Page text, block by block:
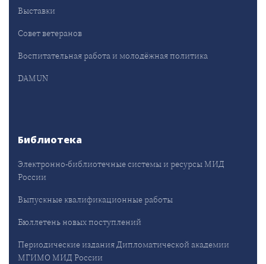
Выставки
Совет ветеранов
Воспитательная работа и молодёжная политика
DAMUN
Библиотека
Электронно-библиотечные системы и ресурсы МИД
России
Выпускные квалификационные работы
Бюллетень новых поступлений
Периодические издания Дипломатической академии
МГИМО МИД России